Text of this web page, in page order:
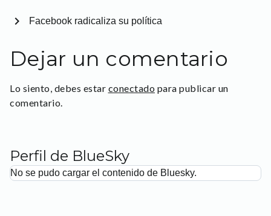
Facebook radicaliza su política
chevron_right
Dejar un comentario
Lo siento, debes estar conectado para publicar un
comentario.
Perfil de BlueSky
No se pudo cargar el contenido de Bluesky.